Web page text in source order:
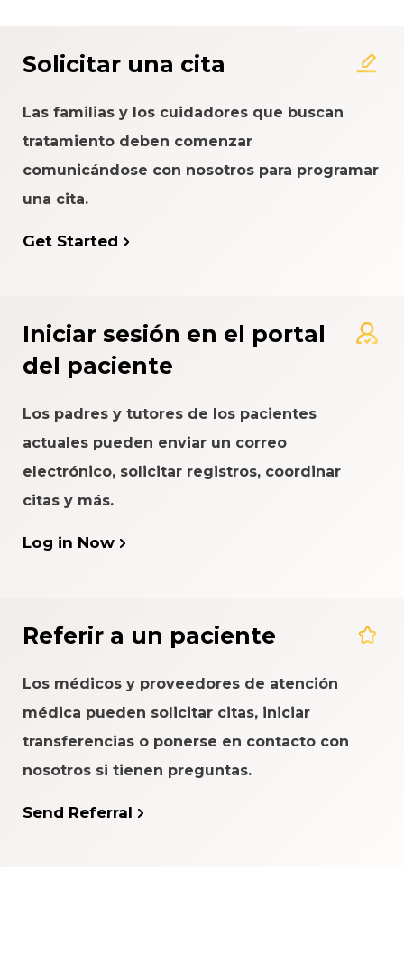
Solicitar una cita
Las familias y los cuidadores que buscan
tratamiento deben comenzar
comunicándose con nosotros para programar
una cita.
Get Started
Iniciar sesión en el portal
del paciente
Los padres y tutores de los pacientes
actuales pueden enviar un correo
electrónico, solicitar registros, coordinar
citas y más.
Log in Now
Referir a un paciente
Los médicos y proveedores de atención
médica pueden solicitar citas, iniciar
transferencias o ponerse en contacto con
nosotros si tienen preguntas.
Send Referral